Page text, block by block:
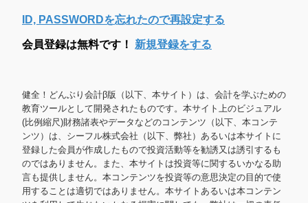
ID, PASSWORDを忘れたので再設定する
会員登録は無料です！ 新規登録をする
健全！どんぶり会計β版（以下、本サイト）は、会計を学ぶための
教育ツールとして開発されたものです。本サイト上のビジュアル
(比例縮尺)財務諸表やデータなどのコンテンツ（以下、本コンテ
ンツ）は、シーフル株式会社（以下、弊社）あるいは本サイトに
登録した会員が作成したもので投資活動等を勧誘又は誘引するも
のではありません。また、本サイトは投資等に関するいかなる助
言も提供しません。本コンテンツを投資等の意思決定の目的で使
用することは適切ではありません。本サイトあるいは本コンテン